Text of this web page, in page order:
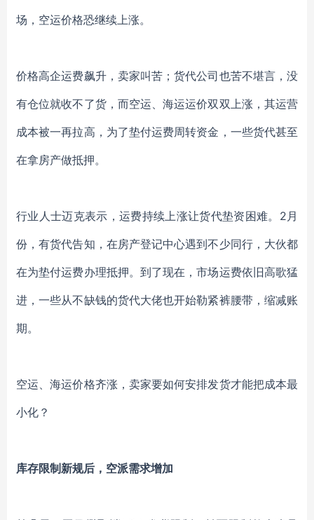
场，空运价格恐继续上涨。
价格高企运费飙升，卖家叫苦；货代公司也苦不堪言，没
有仓位就收不了货，而空运、海运运价双双上涨，其运营
成本被一再拉高，为了垫付运费周转资金，一些货代甚至
在拿房产做抵押。
行业人士迈克表示，运费持续上涨让货代垫资困难。2月
份，有货代告知，在房产登记中心遇到不少同行，大伙都
在为垫付运费办理抵押。到了现在，市场运费依旧高歌猛
进，一些从不缺钱的货代大佬也开始勒紧裤腰带，缩减账
期。
空运、海运价格齐涨，卖家要如何安排发货才能把成本最
小化？
库存限制新规后， 空派需求增加